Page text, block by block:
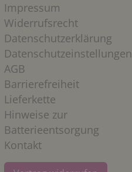
Impressum
Widerrufsrecht
Datenschutzerklärung
Datenschutzeinstellungen
AGB
Barrierefreiheit
Lieferkette
Hinweise zur
Batterieentsorgung
Kontakt